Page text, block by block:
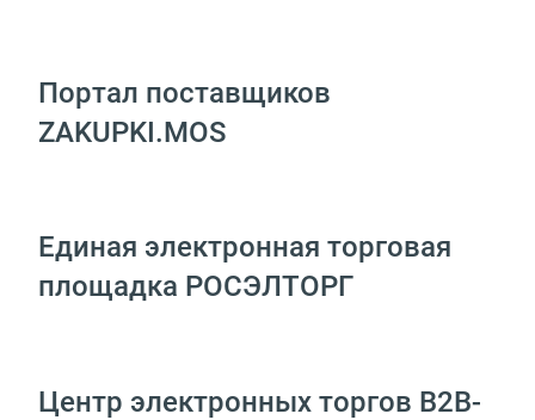
Портал поставщиков
ZAKUPKI.MOS
Единая электронная торговая
площадка РОСЭЛТОРГ
Центр электронных торгов B2B-